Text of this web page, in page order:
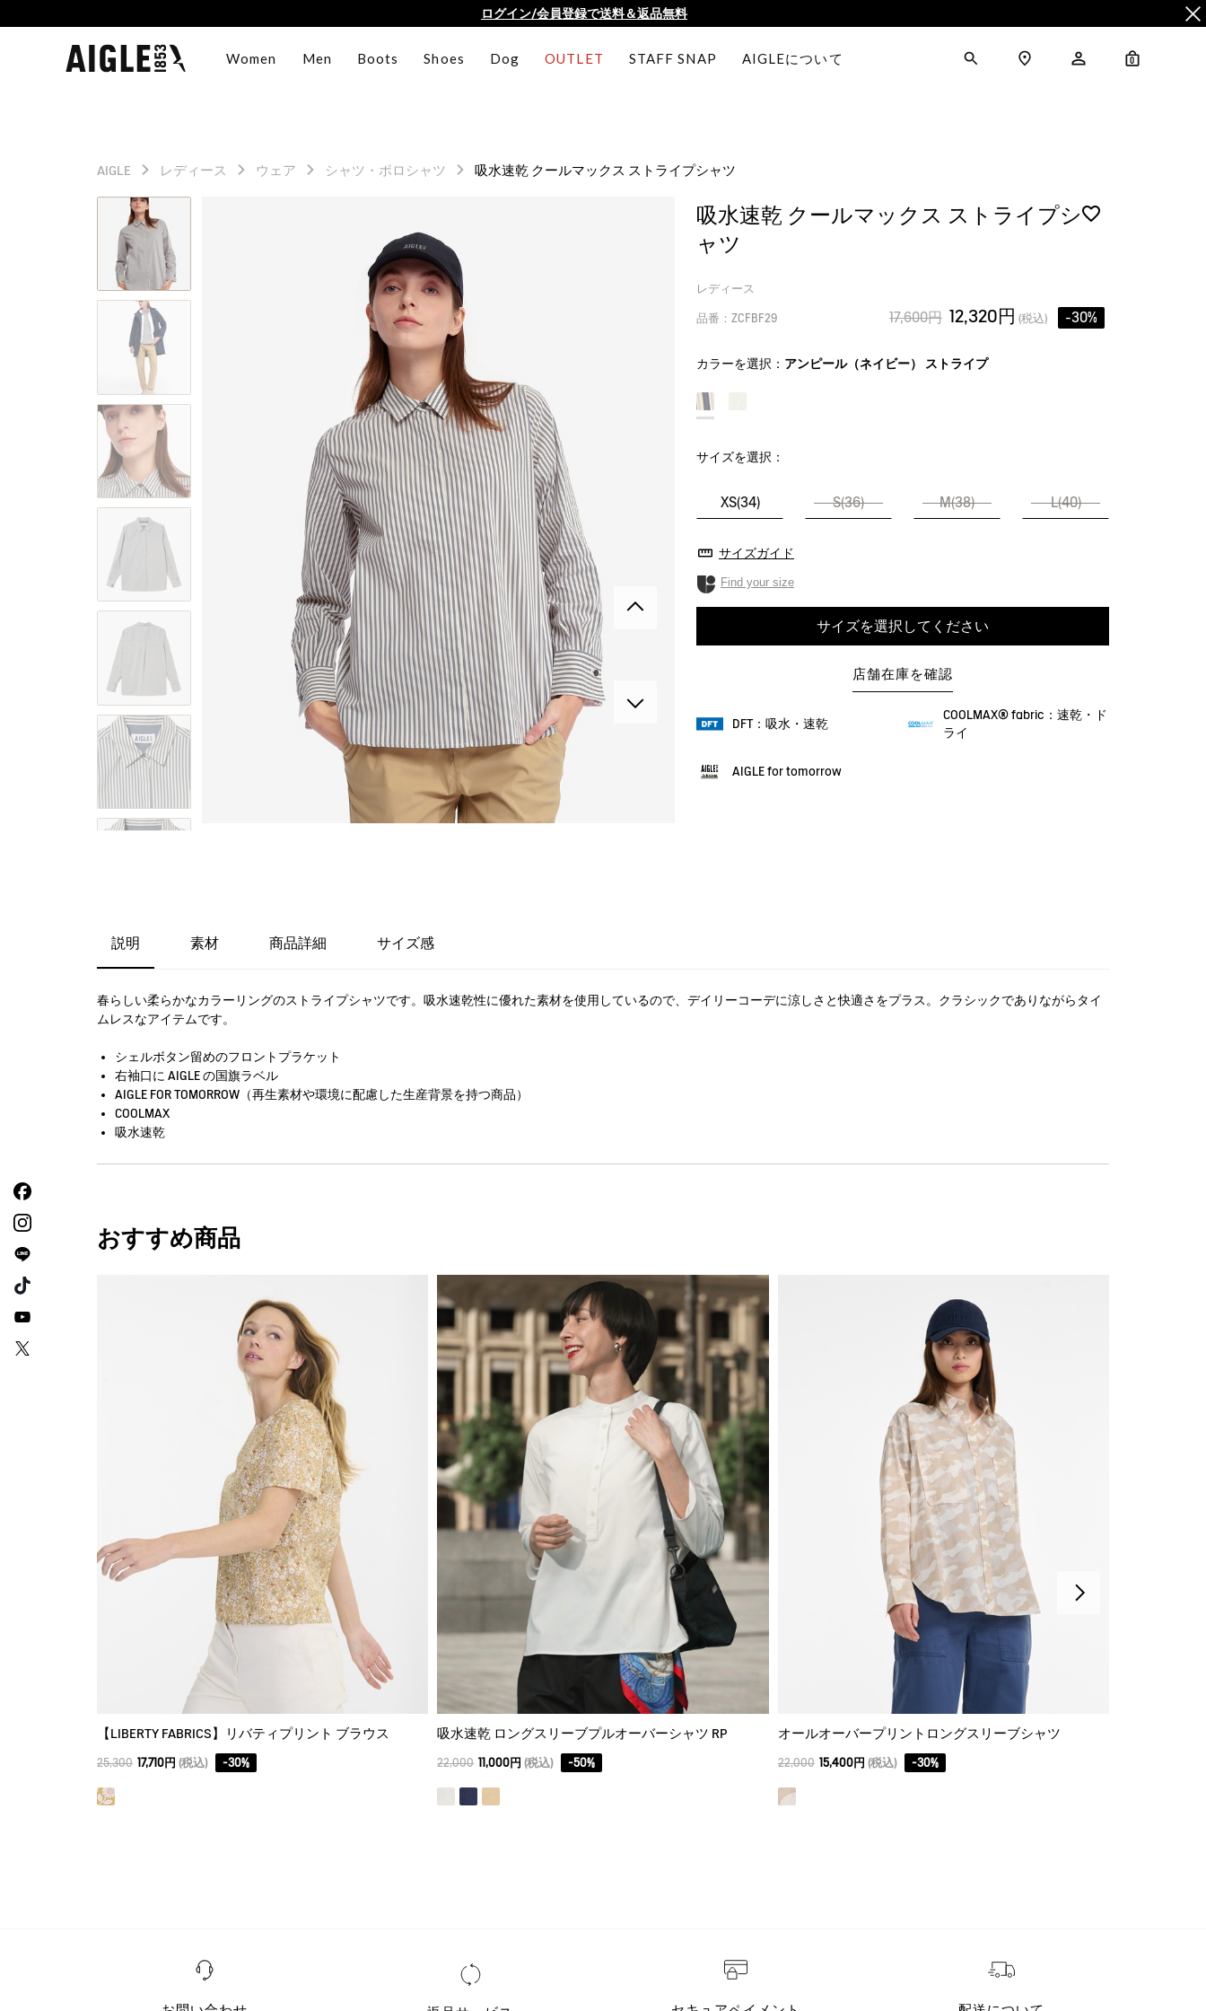
AIGLE CLUB ポイントサービス終了のお知らせ
ログイン/会員登録で送料＆返品無料
Women Men Boots Shoes Dog OUTLET STAFF SNAP AIGLEについて 0
AIGLE レディース ウェア シャツ・ポロシャツ 吸水速乾 クールマックス ストライプシャツ
吸水速乾 クールマックス ストライプシ
ャツ
レディース
品番：ZCFBF29 17,600円 12,320円 (税込) -30%
カラーを選択： アンピール（ネイビー） ストライプ
サイズを選択：
XS(34) S(36) M(38) L(40)
サイズガイド
Find your size
サイズを選択してください
店舗在庫を確認
DFT：吸水・速乾
COOLMAX® fabric：速乾・ド
ライ
AIGLE for tomorrow
説明 素材 商品詳細 サイズ感
春らしい柔らかなカラーリングのストライプシャツです。吸水速乾性に優れた素材を使用しているので、デイリーコーデに涼しさと快適さをプラス。クラシックでありながらタイ
ムレスなアイテムです。
シェルボタン留めのフロントプラケット
右袖口に AIGLE の国旗ラベル
AIGLE FOR TOMORROW（再生素材や環境に配慮した生産背景を持つ商品）
COOLMAX
吸水速乾
おすすめ商品
【LIBERTY FABRICS】リバティプリント ブラウス
25,300 17,710円 (税込) -30%
吸水速乾 ロングスリーブプルオーバーシャツ RP
22,000 11,000円 (税込) -50%
オールオーバープリントロングスリーブシャツ
22,000 15,400円 (税込) -30%